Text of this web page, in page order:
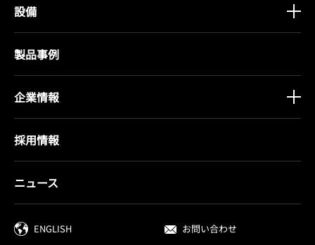
設備
製品事例
企業情報
採用情報
ニュース
ENGLISH お問い合わせ